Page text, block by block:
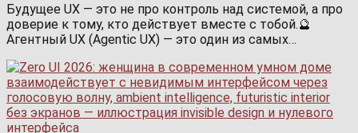
Будущее UX — это не про контроль над системой, а про
доверие к тому, кто действует вместе с тобой.🔮
Агентный UX (Agentic UX) — это один из самых…